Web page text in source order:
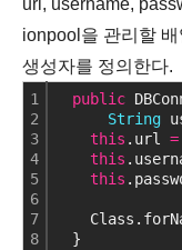
url, username,
ionpool을 관리할
생성자를 정의한다.
1
2
3
4
5
6
7
8
public
String
this .url =
this
this
}